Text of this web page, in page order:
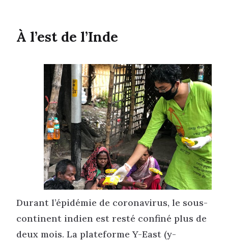
À l’est de l’Inde
Durant l’épidémie de coronavirus, le sous-
continent indien est resté confiné plus de
deux mois. La plateforme Y-East (y-